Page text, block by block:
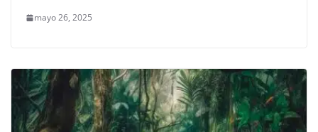
mayo 26, 2025